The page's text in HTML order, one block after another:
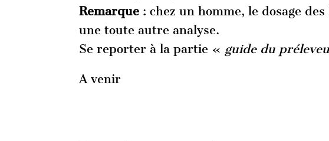
Remarque : chez un homme, le dosage
une toute autre analyse.
Se reporter à la partie « guide du
A venir